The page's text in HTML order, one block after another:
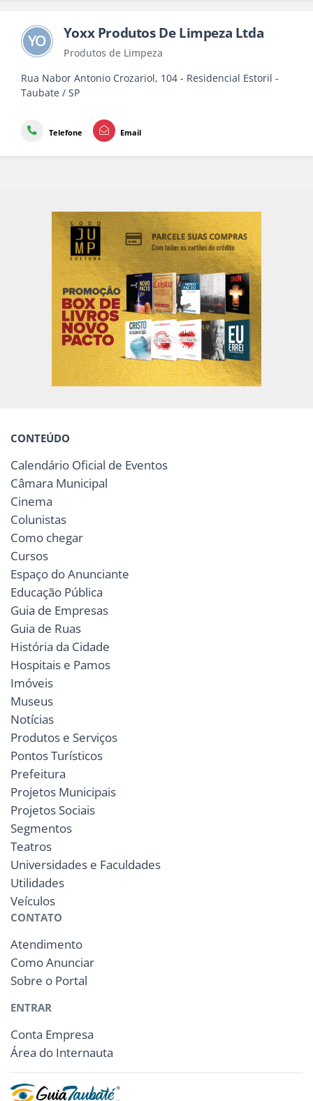
YO Yoxx Produtos De Limpeza Ltda
Produtos de Limpeza
Rua Nabor Antonio Crozariol, 104 - Residencial Estoril -
Taubate / SP
Telefone Email
CONTEÚDO
Calendário Oficial de Eventos
Câmara Municipal
Cinema
Colunistas
Como chegar
Cursos
Espaço do Anunciante
Educação Pública
Guia de Empresas
Guia de Ruas
História da Cidade
Hospitais e Pamos
Imóveis
Museus
Notícias
Produtos e Serviços
Pontos Turísticos
Prefeitura
Projetos Municipais
Projetos Sociais
Segmentos
Teatros
Universidades e Faculdades
Utilidades
Veículos
CONTATO
Atendimento
Como Anunciar
Sobre o Portal
ENTRAR
Conta Empresa
Área do Internauta